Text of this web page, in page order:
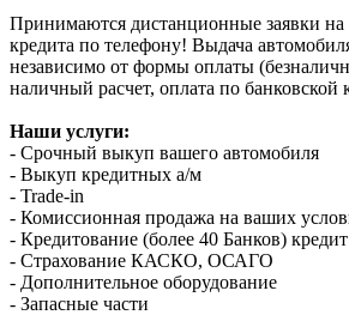
Принимаются дистанционные заявки на
кредита по телефону! Выдача
независимо от формы оплаты
наличный расчет, оплата по банковской
Наши услуги:
- Срочный выкуп вашего автомобиля
- Выкуп кредитных а/м
- Trade-in
- Комиссионная продажа на ваших
- Кредитование (более 40 Банков)
- Страхование КАСКО, ОСАГО
- Дополнительное оборудование
- Запасные части